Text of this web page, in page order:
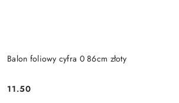
Balon foliowy cyfra 0 86cm złoty
Cena:
11.50